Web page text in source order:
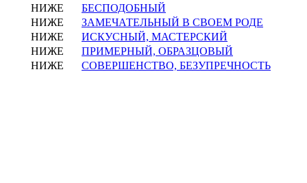
НИЖЕ
БЕСПОДОБНЫЙ
НИЖЕ
ЗАМЕЧАТЕЛЬНЫЙ В СВОЕМ РОДЕ
НИЖЕ
ИСКУСНЫЙ, МАСТЕРСКИЙ
НИЖЕ
ПРИМЕРНЫЙ, ОБРАЗЦОВЫЙ
НИЖЕ
СОВЕРШЕНСТВО, БЕЗУПРЕЧНОСТЬ